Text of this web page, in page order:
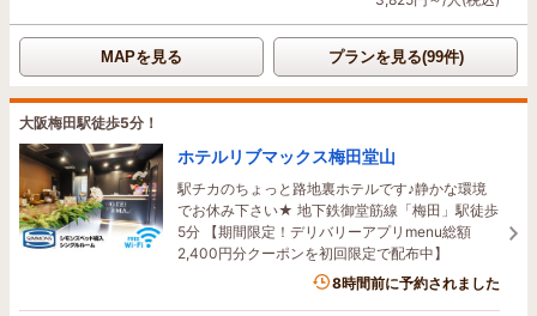
MAPを見る プランを見る(99件)
大阪梅田駅徒歩5分！
ホテルリブマックス梅田堂山
駅チカのちょっと路地裏ホテルです♪静かな環境
でお休み下さい★ 地下鉄御堂筋線「梅田」駅徒歩
5分 【期間限定！デリバリーアプリmenu総額
2,400円分クーポンを初回限定で配布中】
8時間前に予約されました